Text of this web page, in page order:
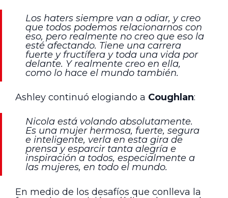
Los haters siempre van a odiar, y creo
que todos podemos relacionarnos con
eso, pero realmente no creo que eso la
esté afectando. Tiene una carrera
fuerte y fructífera y toda una vida por
delante. Y realmente creo en ella,
como lo hace el mundo también.
Ashley continuó elogiando a Coughlan:
Nicola está volando absolutamente.
Es una mujer hermosa, fuerte, segura
e inteligente, verla en esta gira de
prensa y esparcir tanta alegría e
inspiración a todos, especialmente a
las mujeres, en todo el mundo.
En medio de los desafíos que conlleva la